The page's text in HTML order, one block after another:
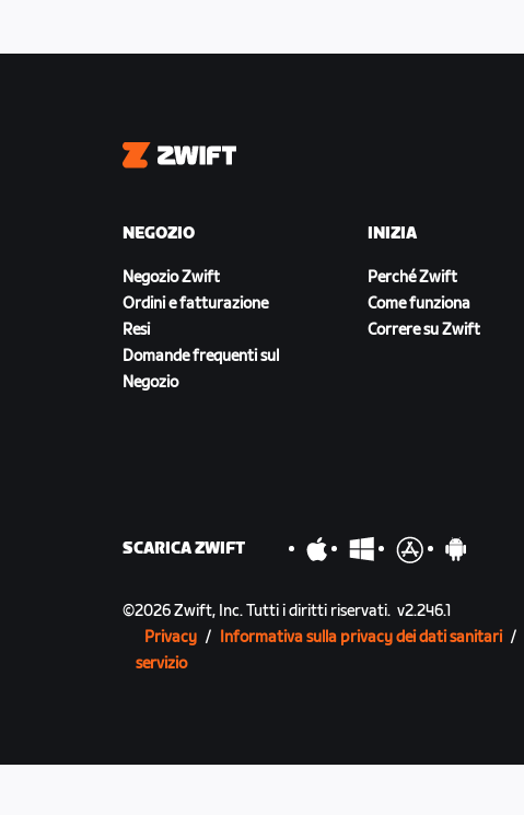
Zwift
NEGOZIO
Negozio Zwift
Ordini e fatturazione
Resi
Domande frequenti sul
Negozio
INIZIA
Perché Zwift
Come funziona
Correre su Zwift
SCARICA ZWIFT
©2026Zwift, Inc.Tutti i diritti riservati. v2.246.1
Privacy / Informativa sulla privacy dei dati sanitari /
servizio